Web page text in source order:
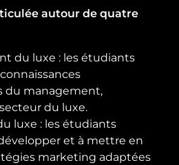
autour de quatre
du luxe : les étudiants
du management,
du luxe.
luxe : les étudiants
et à mettre en
marketing adaptées